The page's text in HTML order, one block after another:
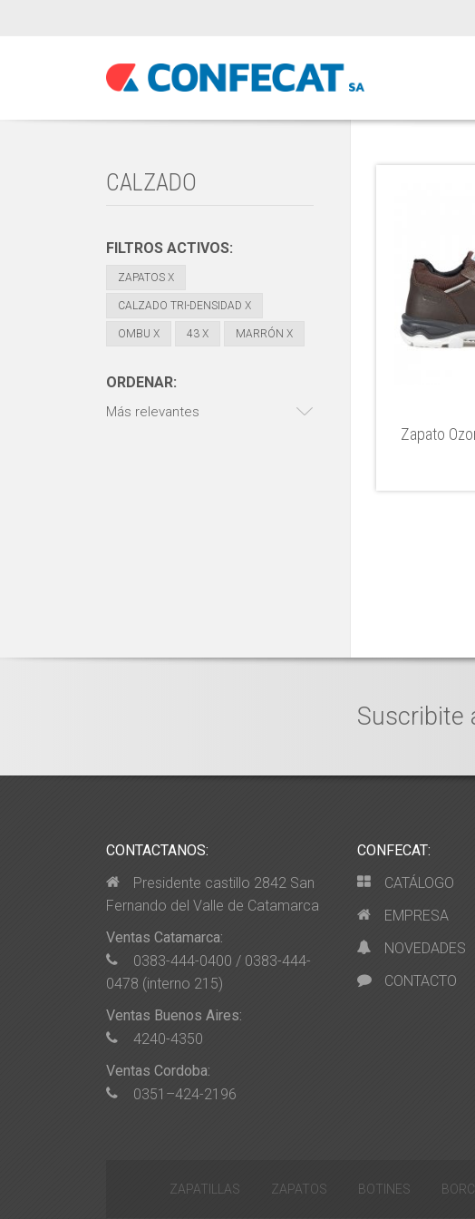
CALZADO
FILTROS ACTIVOS:
ZAPATOS X
CALZADO TRI-DENSIDAD X
OMBU X 43 X MARRÓN X
ORDENAR:
Más relevantes
Zapato
Suscribite
CONTACTANOS:
Presidente castillo 2842 San
Fernando del Valle de Catamarca
Ventas Catamarca:
0383-444-0400 / 0383-444-
0478 (interno 215)
Ventas Buenos Aires:
4240-4350
Ventas Cordoba:
0351–424-2196
CONFECAT:
CATÁLOGO
EMPRESA
NOVEDADES
CONTACTO
ZAPATILLAS ZAPATOS BOTINES